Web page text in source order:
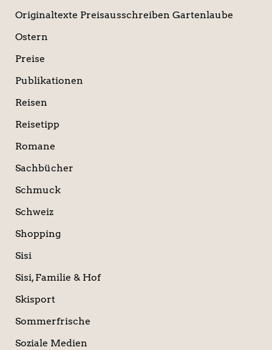
Originaltexte Preisausschreiben Gartenlaube
Ostern
Preise
Publikationen
Reisen
Reisetipp
Romane
Sachbücher
Schmuck
Schweiz
Shopping
Sisi
Sisi, Familie & Hof
Skisport
Sommerfrische
Soziale Medien